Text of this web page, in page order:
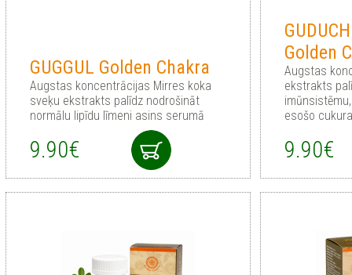
GUGGUL Golden Chakra
Augstas koncentrācijas Mirres koka
sveķu ekstrakts palīdz nodrošināt
normālu lipīdu līmeni asins serumā
9.90€
Golden
Augstas
ekstrakts
esošo
9.90€